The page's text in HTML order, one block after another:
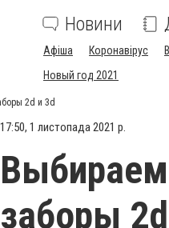
Новини
Афіша Коронавірус
Новый год 2021
2d и 3d
17:50, 1 листопада 2021 р.
заборы